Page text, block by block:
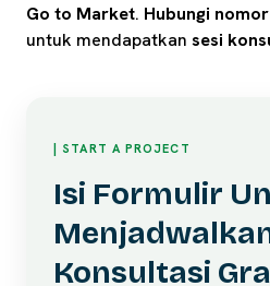
Go to Market. Hubungi
untuk mendapatkan sesi
| START A PROJECT
Isi Formulir
Konsultasi